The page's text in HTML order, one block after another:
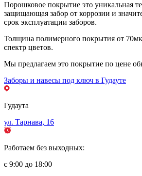
Порошковое покрытие это уникальная
защищающая забор от коррозии и
срок эксплуатации заборов.
Толщина полимерного покрытия от
спектр цветов.
Мы предлагаем это покрытие по цене
Заборы и навесы под ключ в Гудауте
Гудаута
ул. Тарнава, 16
Работаем без выходных:
с 9:00 до 18:00